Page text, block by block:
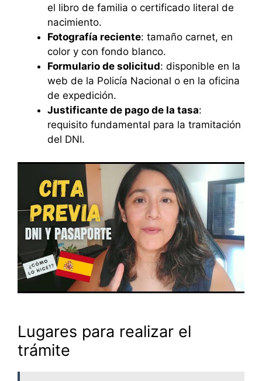
el libro de familia o certificado literal de
nacimiento.
Fotografía reciente: tamaño carnet, en
color y con fondo blanco.
Formulario de solicitud: disponible en la
web de la Policía Nacional o en la oficina
de expedición.
Justificante de pago de la tasa:
requisito fundamental para la tramitación
del DNI.
Lugares para realizar el
trámite